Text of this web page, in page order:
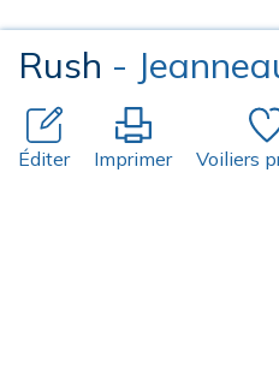
Rush -
Éditer Imprimer Voiliers